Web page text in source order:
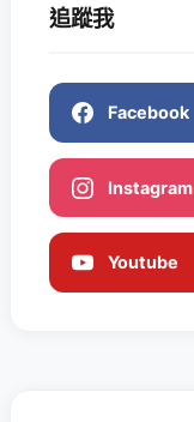
追蹤我
Facebook
Instagram
Youtube